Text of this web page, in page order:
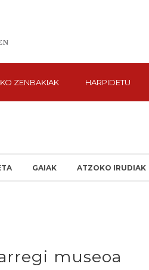
ZENBAKIAK HARPIDETU
GAIAK ATZOKO IRUDIAK
museoa